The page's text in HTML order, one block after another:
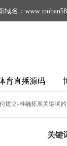
名：
育直播源码
建立-准确拓展关键词
关键